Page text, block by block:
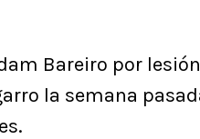
Bareiro por
la semana